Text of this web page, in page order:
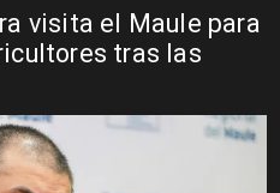
visita el Maule para
tras las